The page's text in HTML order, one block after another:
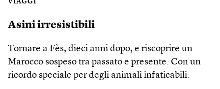
VIAGGI
Asini irresistibili
Tornare a Fès, dieci anni dopo, e riscoprire un
Marocco sospeso tra passato e presente. Con un
ricordo speciale per degli animali infaticabili.